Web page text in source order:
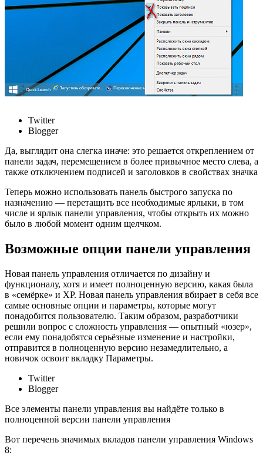
Twitter
Blogger
Да, выглядит она слегка иначе: это решается откреплением от
панели задач, перемещением в более привычное место слева, а
также отключением подписей и заголовков в свойствах значка
Теперь можно использовать панель быстрого запуска по
назначению — перетащить все необходимые ярлыки, в том
числе и ярлык панели управления, чтобы открыть их можно
было в любой момент одним щелчком.
Возможные опции панели управления
Новая панель управления отличается по дизайну и
функционалу, хотя и имеет полноценную версию, какая была
в «семёрке» и XP. Новая панель управления вбирает в себя все
самые основные опции и параметры, которые могут
понадобится пользователю. Таким образом, разработчики
решили вопрос с сложность управления — опытный «юзер»,
если ему понадобятся серьёзные изменение и настройки,
отправится в полноценную версию незамедлительно, а
новичок освоит вкладку Параметры.
Twitter
Blogger
Все элементы панели управления вы найдёте только в
полноценной версии панели управления
Вот перечень значимых вкладов панели управления Windows
8: